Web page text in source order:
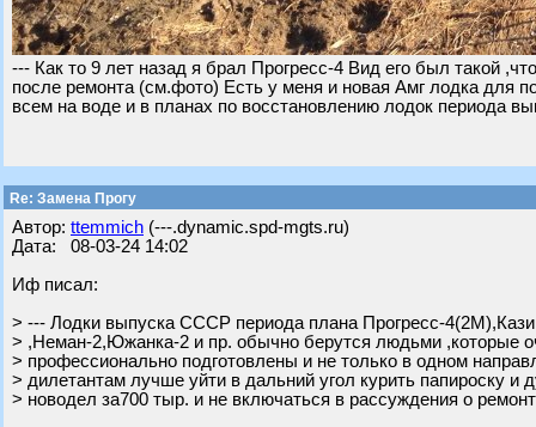
--- Как то 9 лет назад я брал Прогресс-4 Вид его был такой
после ремонта (см.фото) Есть у меня и новая Амг лодка для
всем на воде и в планах по восстановлению лодок периода
Re: Замена Прогу
Автор: ttemmich (---.dynamic.spd-mgts.ru)
Дата: 08-03-24 14:02
Иф писал:
> --- Лодки выпуска СССР периода плана Прогресс-
> ,Неман-2,Южанка-2 и пр. обычно берутся людьми ,которые
> профессионально подготовлены и не только в одном
> дилетантам лучше уйти в дальний угол курить папироску и
> новодел за700 тыр. и не включаться в рассуждения о